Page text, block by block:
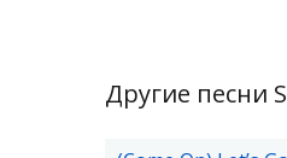
Другие песни